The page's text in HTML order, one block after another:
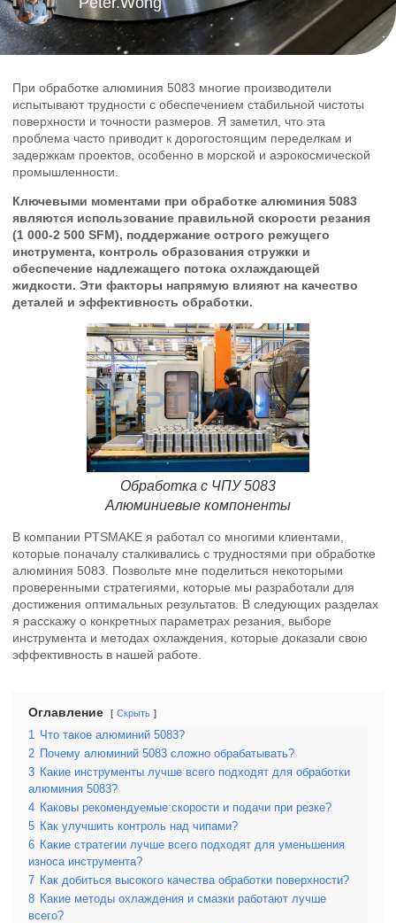
При обработке алюминия 5083 многие производители
испытывают трудности с обеспечением стабильной чистоты
поверхности и точности размеров. Я заметил, что эта
проблема часто приводит к дорогостоящим переделкам и
задержкам проектов, особенно в морской и аэрокосмической
промышленности.
Ключевыми моментами при обработке алюминия 5083
являются использование правильной скорости резания
(1 000-2 500 SFM), поддержание острого режущего
инструмента, контроль образования стружки и
обеспечение надлежащего потока охлаждающей
жидкости. Эти факторы напрямую влияют на качество
деталей и эффективность обработки.
Обработка с ЧПУ 5083
Алюминиевые компоненты
В компании PTSMAKE я работал со многими клиентами,
которые поначалу сталкивались с трудностями при обработке
алюминия 5083. Позвольте мне поделиться некоторыми
проверенными стратегиями, которые мы разработали для
достижения оптимальных результатов. В следующих разделах
я расскажу о конкретных параметрах резания, выборе
инструмента и методах охлаждения, которые доказали свою
эффективность в нашей работе.
Оглавление Скрыть
1
Что такое алюминий 5083?
2 Почему алюминий 5083 сложно обрабатывать?
3 Какие инструменты лучше всего подходят для обработки
алюминия 5083?
4 Каковы рекомендуемые скорости и подачи при резке?
5 Как улучшить контроль над чипами?
6 Какие стратегии лучше всего подходят для уменьшения
износа инструмента?
7 Как добиться высокого качества обработки поверхности?
8 Какие методы охлаждения и смазки работают лучше
всего?